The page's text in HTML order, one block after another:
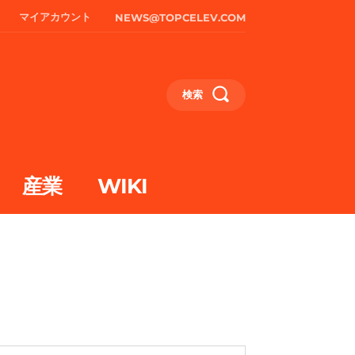
マイアカウント NEWS@TOPCELEV.COM
検索
産業 WIKI